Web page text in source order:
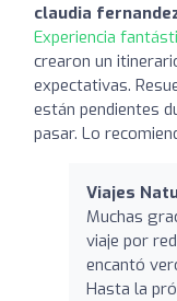
claudia
Experiencia
crearon un
expectativas.
están pendientes
pasar. Lo
Viajes
Muchas
viaje por
encantó
Hasta la